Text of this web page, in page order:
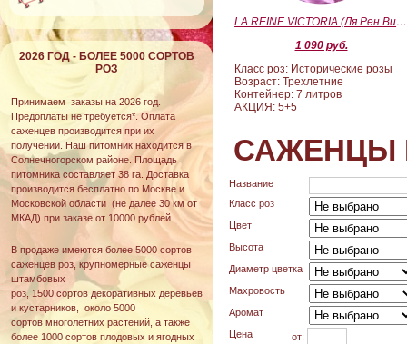
2026 ГОД - БОЛЕЕ 5000 СОРТОВ
РОЗ
Принимаем заказы на 2026 год.
Предоплаты не требуется*. Оплата
саженцев производится при их
получении. Наш питомник находится в
Солнечногорском районе. Площадь
питомника составляет 38 га. Доставка
производится бесплатно по Москве и
Московской области (не далее 30 км от
МКАД) при заказе от 10000 рублей.
В продаже имеются более 5000 сортов
саженцев роз, крупномерные саженцы
штамбовых
роз, 1500 сортов декоративных деревьев
и кустарников, около 5000
сортов многолетних растений, а также
более 1000 сортов плодовых и ягодных
LA REINE VICTORIA (Ля Рен Виктория)
1 090 руб.
Класс роз: Исторические розы
Возраст: Трехлетние
Контейнер: 7 литров
АКЦИЯ: 5+5
САЖЕНЦЫ
Название
Класс роз
Цвет
Высота
Диаметр цветка
Махровость
Аромат
Цена
от: